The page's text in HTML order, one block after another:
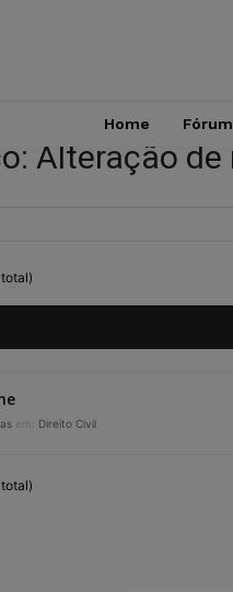
Home Fórum
Alteração de
em: Direito Civil